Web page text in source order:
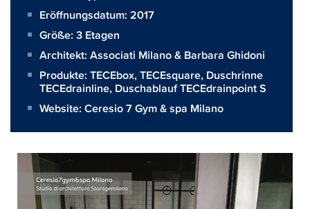
Eröffnungsdatum: 2017
Größe: 3 Etagen
Architekt: Associati Milano & Barbara Ghidoni
Produkte: TECEbox,TECEsquare, Duschrinne
TECEdrainline, Duschablauf TECEdrainpoint S
Website: Ceresio 7 Gym & spa Milano